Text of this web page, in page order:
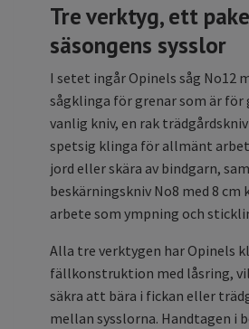
Tre verktyg, ett
säsongens sysslor
I setet ingår Opinels såg No12
sågklinga för grenar som är för
vanlig kniv, en rak
spetsig klinga för allmänt
jord eller skära av bindgarn,
beskärningskniv No8 med 8
arbete som ympning och
Alla tre verktygen har Opinels
fällkonstruktion med låsring,
säkra att bära i fickan eller
mellan sysslorna. Handtagen i